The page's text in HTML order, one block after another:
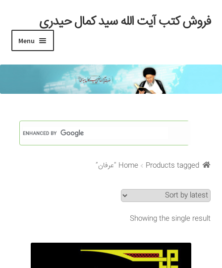
Skip
to
Skip
to
فروش کتب آیت الله سید کمال حیدری
Menu
خانه
#97 (بدون عنوان)
Checkout
My account
Search Results
Shop
Home Products tagged “عرفان”
Showing the single result